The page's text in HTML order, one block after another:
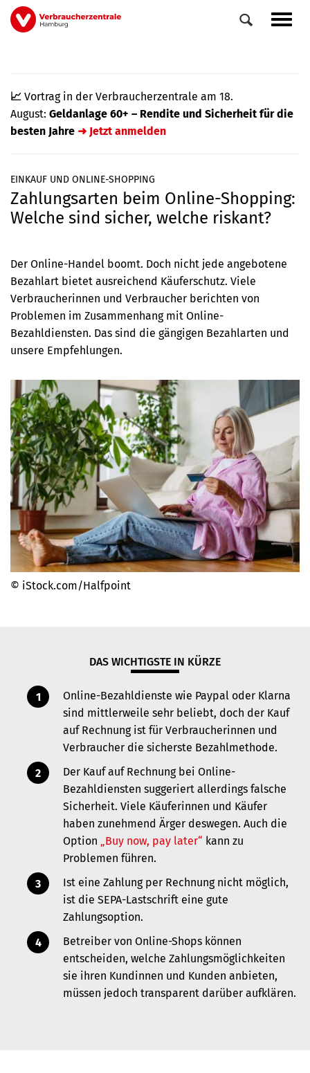
Direkt
zum
📈 Vortrag in der Verbraucherzentrale am 18.
August: Geldanlage 60+ – Rendite und Sicherheit für die
besten Jahre ➜ Jetzt anmelden
Veranstaltungen
0
Elemente
EINKAUF UND ONLINE-SHOPPING
Zahlungsarten beim Online-Shopping:
Welche sind sicher, welche riskant?
Der Online-Handel boomt. Doch nicht jede angebotene
Bezahlart bietet ausreichend Käuferschutz. Viele
Verbraucherinnen und Verbraucher berichten von
Problemen im Zusammenhang mit Online-
Bezahldiensten. Das sind die gängigen Bezahlarten und
unsere Empfehlungen.
© iStock.com/Halfpoint
DAS WICHTIGSTE IN KÜRZE
Online-Bezahldienste wie Paypal oder Klarna
sind mittlerweile sehr beliebt, doch der Kauf
auf Rechnung ist für Verbraucherinnen und
Verbraucher die sicherste Bezahlmethode.
Der Kauf auf Rechnung bei Online-
Bezahldiensten suggeriert allerdings falsche
Sicherheit. Viele Käuferinnen und Käufer
haben zunehmend Ärger deswegen. Auch die
Option „Buy now, pay later“ kann zu
Problemen führen.
Ist eine Zahlung per Rechnung nicht möglich,
ist die SEPA-Lastschrift eine gute
Zahlungsoption.
Betreiber von Online-Shops können
entscheiden, welche Zahlungsmöglichkeiten
sie ihren Kundinnen und Kunden anbieten,
müssen jedoch transparent darüber aufklären.